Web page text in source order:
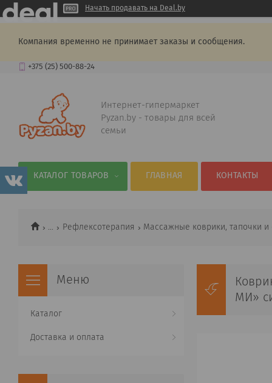
Начать продавать на Deal.by
Компания временно не принимает заказы и сообщения.
+375 (25) 500-88-24
Интернет-гипермаркет
Pyzan.by - товары для всей
семьи
КАТАЛОГ ТОВАРОВ ГЛАВНАЯ КОНТАКТЫ
... Рефлексотерапия Массажные коврики, тапочки и
МИ»
Каталог
Доставка и оплата